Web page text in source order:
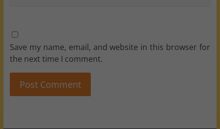
Save my name, email, and website in this browser for
the next time I comment.